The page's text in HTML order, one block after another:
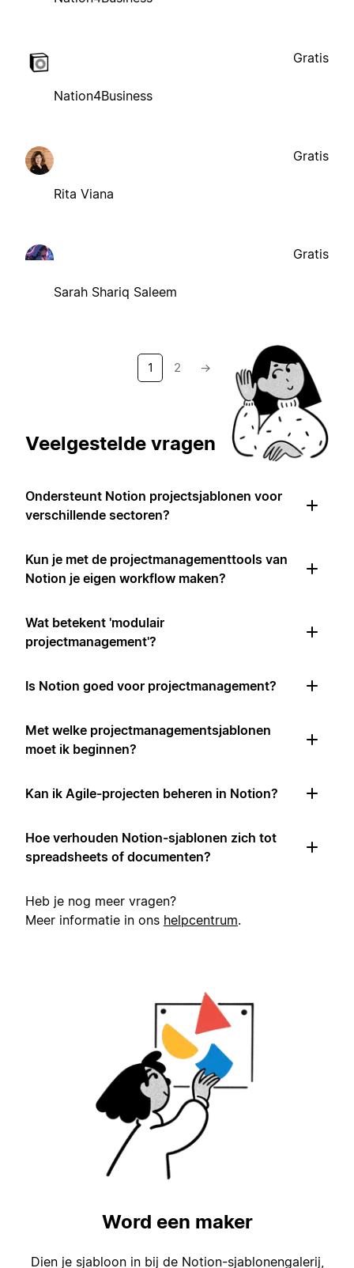
Nation4Business
Gratis
Rita Viana
Gratis
Sarah Shariq Saleem
Gratis
1 2 →
Veelgestelde vragen
Ondersteunt Notion projectsjablonen voor
verschillende sectoren?
Kun je met de projectmanagementtools van
Notion je eigen workflow maken?
Wat betekent 'modulair
projectmanagement'?
Is Notion goed voor projectmanagement?
Met welke projectmanagementsjablonen
moet ik beginnen?
Kan ik Agile-projecten beheren in Notion?
Hoe verhouden Notion-sjablonen zich tot
spreadsheets of documenten?
Heb je nog meer vragen?
Meer informatie in ons helpcentrum.
Word een maker
Dien je sjabloon in bij de Notion-sjablonengalerij,